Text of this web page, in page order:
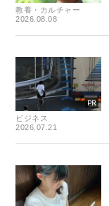
教養・カルチャー
2026.08.08
ビジネス
2026.07.21